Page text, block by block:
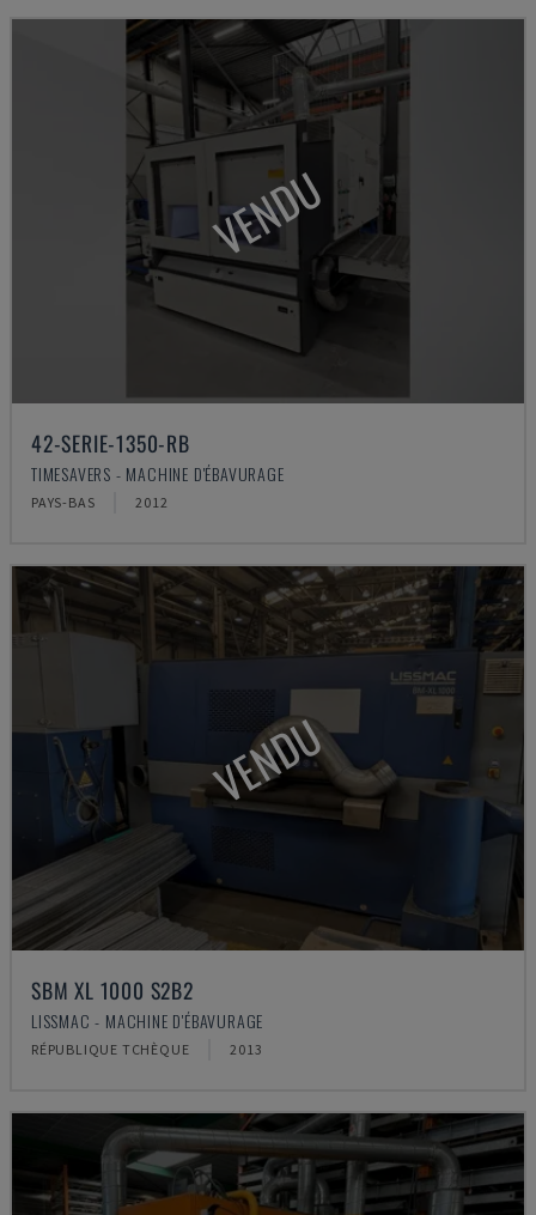
VENDU
42-SERIE-1350-RB
TIMESAVERS - MACHINE D'ÉBAVURAGE
PAYS-BAS 2012
VENDU
SBM XL 1000 S2B2
LISSMAC - MACHINE D'ÉBAVURAGE
RÉPUBLIQUE TCHÈQUE 2013